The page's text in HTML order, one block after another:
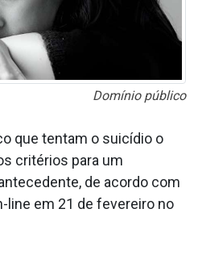
Domínio público
que tentam o suicídio o
critérios para um
de acordo com
line em 21 de fevereiro no